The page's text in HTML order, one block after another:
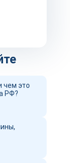
чем это
РФ?